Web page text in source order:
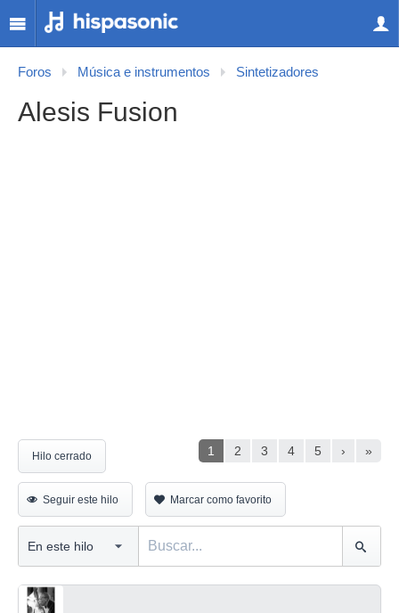
Foros Música e instrumentos Sintetizadores
Alesis Fusion
1 2 3 4 5 › »
Hilo cerrado
Seguir este hilo Marcar como favorito